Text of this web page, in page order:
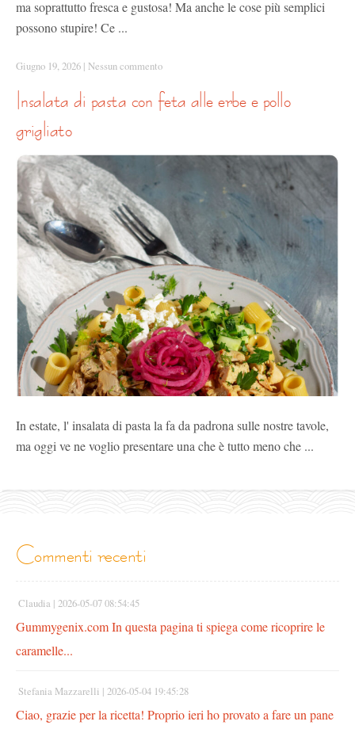
ma soprattutto fresca e gustosa! Ma anche le cose più semplici
possono stupire! Ce ...
Giugno 19, 2026 | Nessun commento
grigliato
In estate, l' insalata di pasta la fa da padrona sulle nostre tavole,
ma oggi ve ne voglio presentare una che è tutto meno che ...
commenti recenti
Claudia | 2026-05-07 08:54:45
Gummygenix.com In questa pagina ti spiega come ricoprire le
caramelle...
Stefania Mazzarelli | 2026-05-04 19:45:28
Ciao, grazie per la ricetta! Proprio ieri ho provato a fare un pane